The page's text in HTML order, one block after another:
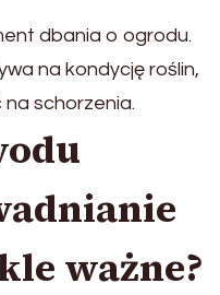
dbania o ogrodu.
na kondycję roślin,
schorzenia.
ważne?